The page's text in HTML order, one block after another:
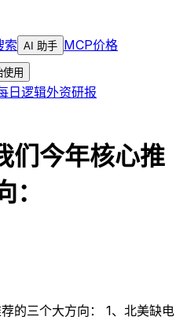
索 AI 助手 MCP价格
使用
日逻辑外资研报
们今年核心推
的三个大方向： 1、北美缺电